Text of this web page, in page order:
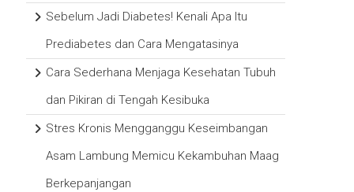
Sebelum Jadi Diabetes! Kenali Apa Itu
Prediabetes dan Cara Mengatasinya
Cara Sederhana Menjaga Kesehatan Tubuh
dan Pikiran di Tengah Kesibuka
Stres Kronis Mengganggu Keseimbangan
Asam Lambung Memicu Kekambuhan Maag
Berkepanjangan